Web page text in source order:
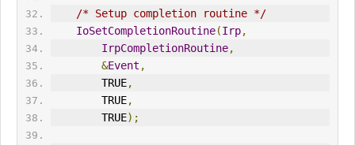
/* Setup completion routine */
IoSetCompletionRoutine(Irp,
IrpCompletionRoutine,
&Event ,
        TRUE
,
        TRUE
,
        TRUE
);